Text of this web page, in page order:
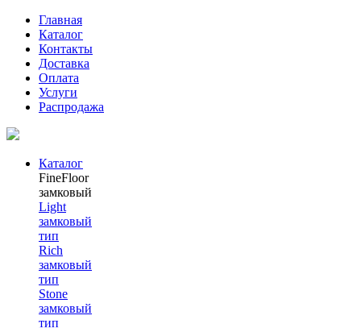
Главная
Каталог
Контакты
Доставка
Оплата
Услуги
Распродажа
Каталог
FineFloor
замковый
Light
замковый
тип
Rich
замковый
тип
Stone
замковый
тип